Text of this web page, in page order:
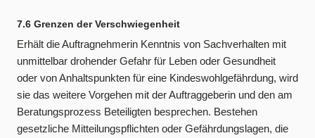
7.6 Grenzen der Verschwiegenheit
Erhält die Auftragnehmerin Kenntnis von Sachverhalten mit
unmittelbar drohender Gefahr für Leben oder Gesundheit
oder von Anhaltspunkten für eine Kindeswohlgefährdung, wird
sie das weitere Vorgehen mit der Auftraggeberin und den am
Beratungsprozess Beteiligten besprechen. Bestehen
gesetzliche Mitteilungspflichten oder Gefährdungslagen, die